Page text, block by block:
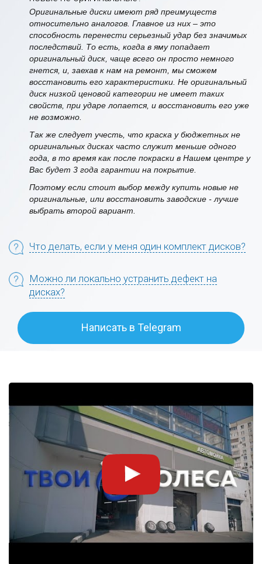
Оригинальные диски имеют ряд преимуществ
относительно аналогов. Главное из них – это
способность перенести серьезный удар без значимых
последствий. То есть, когда в яму попадает
оригинальный диск, чаще всего он просто немного
гнется, и, заехав к нам на ремонт, мы сможем
восстановить его характеристики. Не оригинальный
диск низкой ценовой категории не имеет таких
свойств, при ударе лопается, и восстановить его уже
не возможно.
Так же следует учесть, что краска у бюджетных не
оригинальных дисках часто служит меньше одного
года, в то время как после покраски в Нашем центре у
Вас будет 3 года гарантии на покрытие.
Поэтому если стоит выбор между купить новые не
оригинальные, или восстановить заводские - лучше
выбрать второй вариант.
Что делать, если у меня один комплект дисков?
Можно ли локально устранить дефект на
дисках?
Написать в Telegram